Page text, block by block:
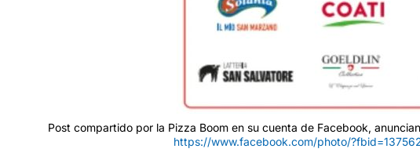
Post compartido por la Pizza Boom en su cuenta de Facebook,
https://www.facebook.com/photo/